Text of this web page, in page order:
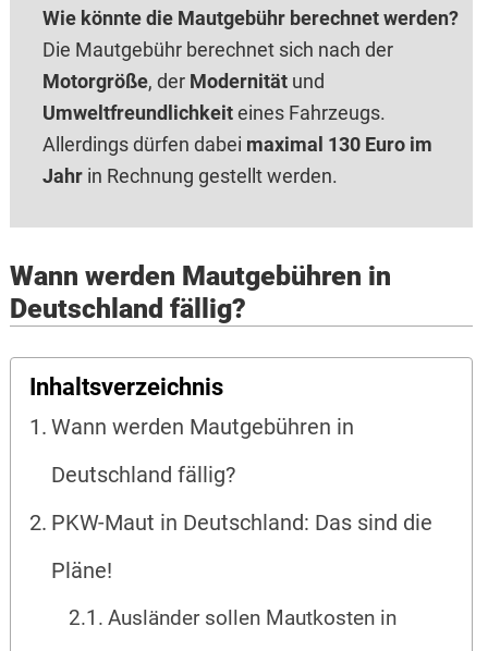
Wie könnte die Mautgebühr berechnet werden?
Die Mautgebühr berechnet sich nach der
Motorgröße, der Modernität und
Umweltfreundlichkeiteines Fahrzeugs.
Allerdings dürfen dabei maximal 130 Euro im
Jahrin Rechnung gestellt werden.
Wann werden Mautgebühren in
Deutschland fällig?
Inhaltsverzeichnis
Wann werden Mautgebühren in
Deutschland fällig?
PKW-Maut in Deutschland: Das sind die
Pläne!
Ausländer sollen Mautkosten in